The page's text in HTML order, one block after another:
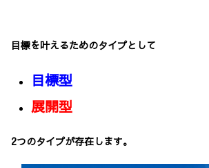
目標を叶えるためのタイプとして
目標型
展開型
2つのタイプが存在します。